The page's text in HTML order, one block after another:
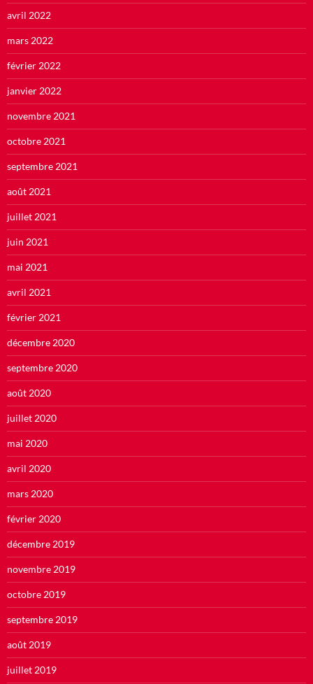
avril 2022
mars 2022
février 2022
janvier 2022
novembre 2021
octobre 2021
septembre 2021
août 2021
juillet 2021
juin 2021
mai 2021
avril 2021
février 2021
décembre 2020
septembre 2020
août 2020
juillet 2020
mai 2020
avril 2020
mars 2020
février 2020
décembre 2019
novembre 2019
octobre 2019
septembre 2019
août 2019
juillet 2019